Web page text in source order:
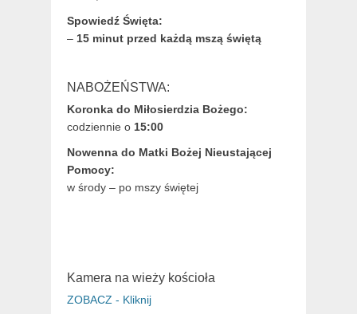
Spowiedź Święta:
– 15 minut przed każdą mszą świętą
NABOŻEŃSTWA:
Koronka do Miłosierdzia Bożego:
codziennie o 15:00
Nowenna do Matki Bożej Nieustającej
Pomocy:
w środy – po mszy świętej
Kamera na wieży kościoła
ZOBACZ - Kliknij